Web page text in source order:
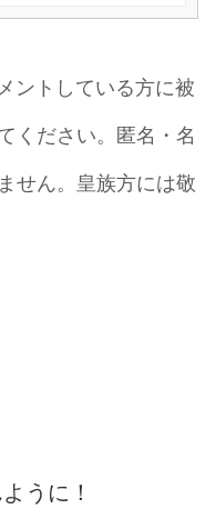
ントしている方に被
ください。匿名・名
せん。皇族方には敬
うに！